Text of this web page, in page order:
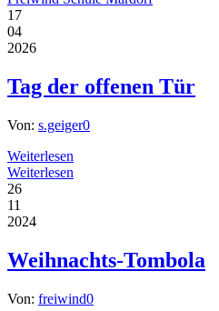
17
04
2026
Tag der offenen Tür
Von: s.geiger0
Weiterlesen
Weiterlesen
26
11
2024
Weihnachts-Tombola
Von: freiwind0